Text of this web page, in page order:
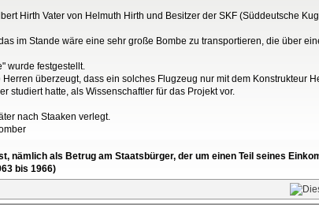
Hirth Vater von Helmuth Hirth und Besitzer der SKF (Süddeutsche
im Stande wäre eine sehr große Bombe zu transportieren, die über
wurde festgestellt.
überzeugt, dass ein solches Flugzeug nur mit dem Konstrukteur
studiert hatte, als Wissenschaftler für das Projekt vor.
nach Staaken verlegt.
nämlich als Betrug am Staatsbürger, der um einen Teil seines
bis 1966)